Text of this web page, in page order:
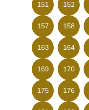
151 152
157 158
163 164
169 170
175 176